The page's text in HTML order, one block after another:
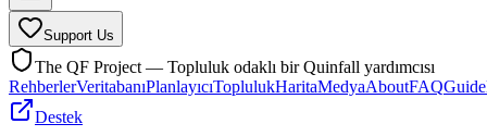
Support Us
The QF Project — Topluluk odaklı bir Quinfall yardımcısı
RehberlerVeritabanıPlanlayıcıToplulukHaritaMedyaAboutFAQ
Destek